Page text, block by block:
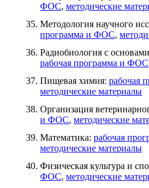
ФОС, методические
Методология научного
программа и ФОС,
Радиобиология с
рабочая программа и ФОС
Пищевая химия: рабочая
методические материалы
Организация
и ФОС, методические
Математика: рабочая
методические материалы
Физическая культура и
ФОС, методические